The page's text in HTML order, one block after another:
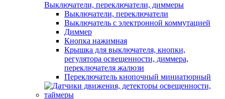
Выключатели, переключатели, диммеры
Выключатели, переключатели
Выключатель с электронной коммутацией
Диммер
Кнопка нажимная
Крышка для выключателя, кнопки,
регулятора освещенности, диммера,
переключателя жалюзи
Переключатель кнопочный миниатюрный